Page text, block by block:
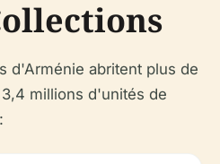
d'Arménie abritent plus de
millions d'unités de